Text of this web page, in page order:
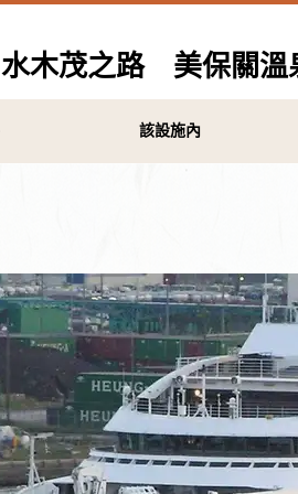
木茂之路 美保關
該設施內